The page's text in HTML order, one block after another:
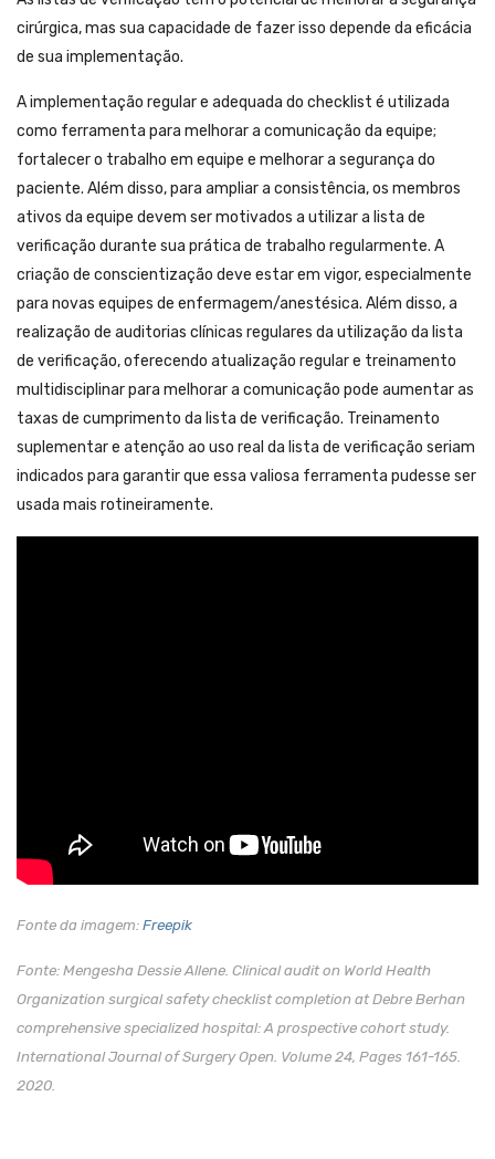
cirúrgica, mas sua capacidade de fazer isso depende da eficácia
de sua implementação.
A implementação regular e adequada do checklist é utilizada
como ferramenta para melhorar a comunicação da equipe;
fortalecer o trabalho em equipe e melhorar a segurança do
paciente. Além disso, para ampliar a consistência, os membros
ativos da equipe devem ser motivados a utilizar a lista de
verificação durante sua prática de trabalho regularmente. A
criação de conscientização deve estar em vigor, especialmente
para novas equipes de enfermagem/anestésica. Além disso, a
realização de auditorias clínicas regulares da utilização da lista
de verificação, oferecendo atualização regular e treinamento
multidisciplinar para melhorar a comunicação pode aumentar as
taxas de cumprimento da lista de verificação. Treinamento
suplementar e atenção ao uso real da lista de verificação seriam
indicados para garantir que essa valiosa ferramenta pudesse ser
usada mais rotineiramente.
Fonte da imagem: Freepik
Fonte: Mengesha Dessie Allene. Clinical audit on World Health
Organization surgical safety checklist completion at Debre Berhan
comprehensive specialized hospital: A prospective cohort study.
International Journal of Surgery Open. Volume 24, Pages 161-165.
2020.